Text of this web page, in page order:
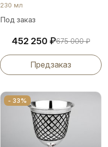
230 мл
Под заказ
452 250 ₽675 000₽
Предзаказ
- 33%